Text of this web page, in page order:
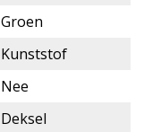
Groen
Kunststof
Nee
Deksel